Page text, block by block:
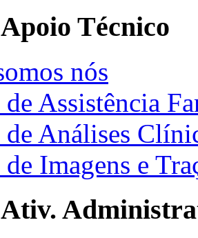
Técnico
nós
Assistência
Análises
Imagens e